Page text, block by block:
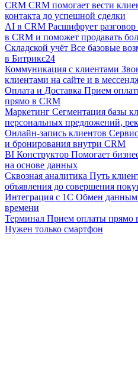
CRM CRM помогает вести
контакта до успешной сделки
AI в CRM Расшифрует
в CRM и поможет продавать
Складской учёт Все базовые
в Битрикс24
Коммуникация с клиентами
клиентами на сайте и в
Оплата и Доставка Прием
прямо в CRM
Маркетинг Сегментация базы
персональных предложений,
Онлайн-запись клиентов
и бронирования внутри CRM
BI Конструктор Помогает
на основе данных
Сквозная аналитика Путь
объявления до совершения
Интеграция с 1С Обмен
времени
Терминал Прием оплаты прямо
Нужен только смартфон